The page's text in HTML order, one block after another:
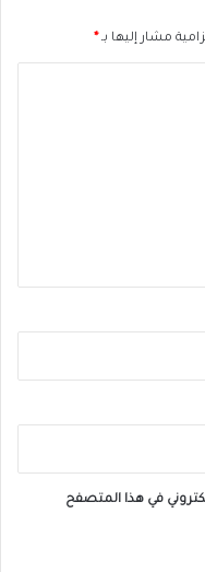
مشار إليها بـ*
في هذا المتصفح